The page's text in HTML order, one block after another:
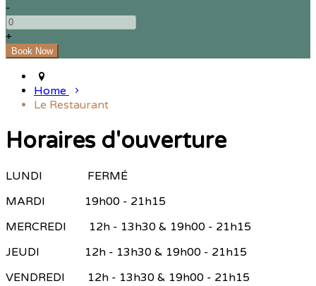
-
+
Home
Le Restaurant
Horaires d'ouverture
LUNDI FERMÉ
MARDI 19h00 - 21h15
MERCREDI 12h - 13h30 & 19h00 - 21h15
JEUDI 12h - 13h30 & 19h00 - 21h15
VENDREDI 12h - 13h30 & 19h00 - 21h15